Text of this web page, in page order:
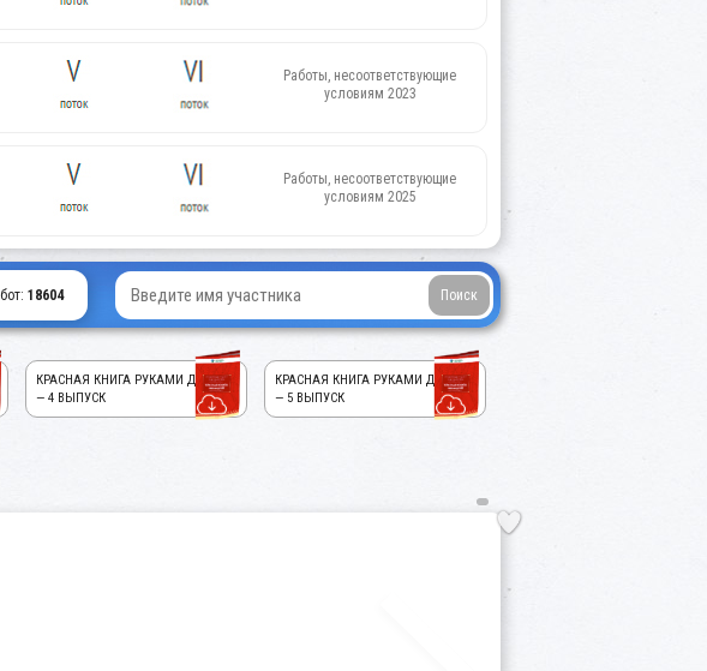
Работы, несоответствующие
условиям 2023
Работы, несоответствующие
условиям 2025
18604
КРАСНАЯ КНИГА РУКАМИ ДЕТЕЙ!
— 4 ВЫПУСК
КРАСНАЯ КНИГА РУКАМИ ДЕТЕЙ!
— 5 ВЫПУСК